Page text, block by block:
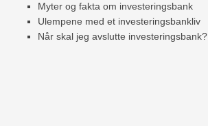
Myter og fakta om investeringsbank
Ulempene med et investeringsbankliv
Når skal jeg avslutte investeringsbank?